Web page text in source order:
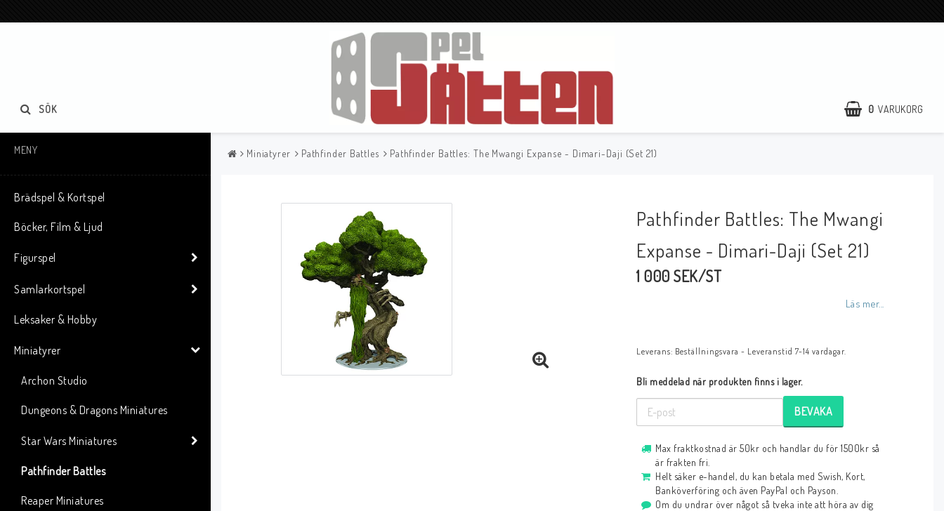
0 VARUKORG
SÖK
MENY
Brädspel & Kortspel
Böcker, Film & Ljud
Figurspel
Samlarkortspel
Leksaker & Hobby
Miniatyrer
Archon Studio
Dungeons & Dragons Miniatures
Star Wars Miniatures
Pathfinder Battles
Reaper Miniatures
Miniatyrer Pathfinder Battles Pathfinder Battles: The Mwangi Expanse - Dimari-Daji (Set 21)
Pathfinder Battles: The Mwangi
Expanse - Dimari-Daji (Set 21)
1 000 SEK/ST
Läs mer...
Leverans: Beställningsvara - Leveranstid 7-14 vardagar.
Bli meddelad när produkten finns i lager.
BEVAKA
Max fraktkostnad är 50kr och handlar du för 1500kr så
är frakten fri.
Helt säker e-handel, du kan betala med Swish, Kort,
Banköverföring och även PayPal och Payson.
Om du undrar över något så tveka inte att höra av dig